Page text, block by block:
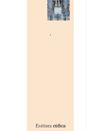
.
Esrituracúfica